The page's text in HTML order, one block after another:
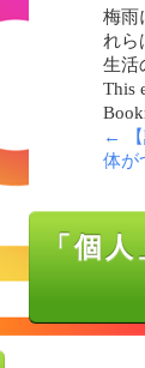
梅雨
れら
生活
This
←
体が
「個